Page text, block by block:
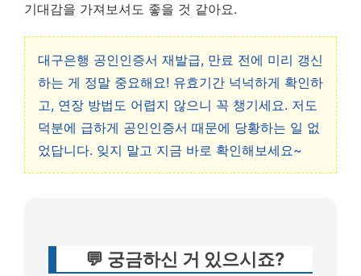
기대감을 가져보셔도 좋을 것 같아요.
대구은행 공인인증서 재발급, 만료 전에 미리 갱신
하는 게 정말 중요해요! 유효기간 넉넉하게 확인하
고, 연장 방법도 어렵지 않으니 꼭 챙기세요. 저도
덕분에 급하게 공인인증서 때문에 당황하는 일 없
었답니다. 잊지 말고 지금 바로 확인해보세요~
💬 궁금하신 거 있으시죠?